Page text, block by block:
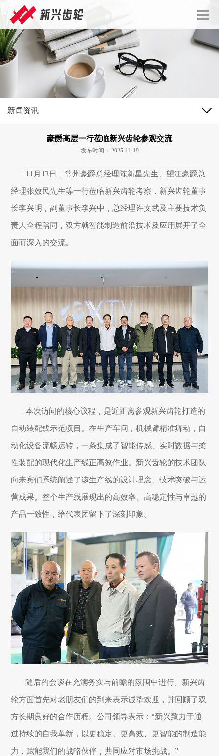
新闻资讯
豪爵高层一行莅临新兴齿轮参观交流
发布时间： 2025-11-19
11月13日，常州豪爵总经理陈新星先生、望江豪爵总
经理张效民先生等一行莅临新兴齿轮考察，新兴齿轮董事
长李兴明，副董事长李兴中，总经理许文武及主要技术负
责人全程陪同，双方就智能制造前沿技术及应用展开了全
面而深入的交流。
本次访问的核心议程，是近距离参观新兴齿轮打造的
自动装配线示范项目。在生产车间，机械臂精准舞动，自
动化设备流畅运转，一条集成了智能传感、实时数据与柔
性装配的现代化生产线正高效作业。新兴齿轮的技术团队
向来宾们系统阐述了该生产线的设计理念、技术突破与运
营成果。整个生产线展现出的高效率、高稳定性与卓越的
产品一致性，给代表团留下了深刻印象。
随后的会谈在充满务实与前瞻的氛围中进行。新兴齿
轮方面首先对老朋友们的到来表示诚挚欢迎，并回顾了双
方长期良好的合作历程。公司领导表示：“新兴致力于通
过持续的自我革新，以更稳定、更高效、更智能的制造能
力，赋能我们的战略伙伴，共同应对市场挑战。”